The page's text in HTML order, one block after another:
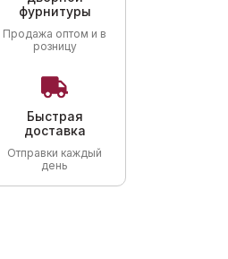
фурнитуры
Продажа оптом и в
розницу
Быстрая
доставка
Отправки каждый
день